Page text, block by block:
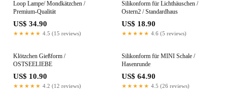
Loop Lampe/ Mondkätzchen /
Premium-Qualität
US$ 34.90
★★★★★ 4.5 (15 reviews)
Silikonform für Lichthäuschen /
Ostern2 / Standardhaus
US$ 18.90
★★★★★ 4.6 (5 reviews)
Klötzchen Gießform /
OSTSEELIEBE
US$ 10.90
★★★★★ 4.2 (12 reviews)
Silikonform für MINI Schale /
Hasenrunde
US$ 64.90
★★★★★ 4.5 (26 reviews)